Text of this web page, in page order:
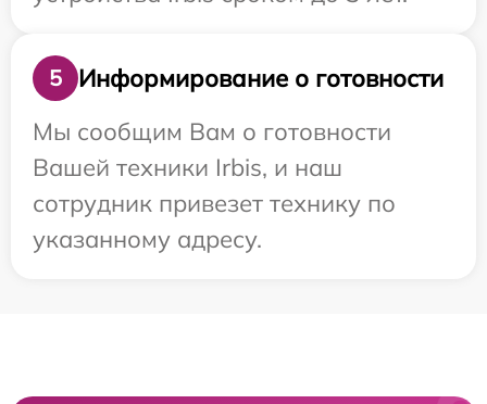
5
Информирование о готовности
Мы сообщим Вам о готовности
Вашей техники Irbis, и наш
сотрудник привезет технику по
указанному адресу.